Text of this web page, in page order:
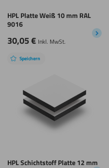
HPL Platte Weiß 10 mm RAL
9016
30,05€ Inkl. MwSt.
Speichern
HPL Schichtstoff Platte 12 mm